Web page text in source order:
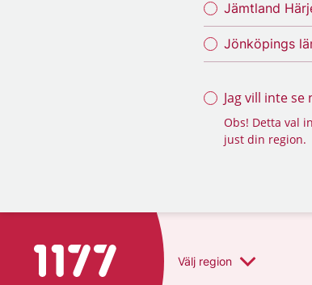
Jämtland
Jönköpings
Jag vill inte
Obs! Detta val
just din region.
Till startsidan för 1177 Välj region